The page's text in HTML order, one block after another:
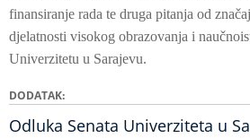
finansiranje rada te druga pitanja od
djelatnosti visokog obrazovanja i
Univerzitetu u Sarajevu.
DODATAK
Odluka Senata Univerziteta u